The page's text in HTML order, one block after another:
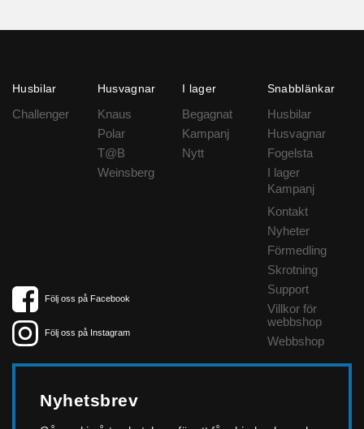
Husbilar
Challenger
Husvagnar
Knaus
Polar
T@B
Weinsberg
I lager
Begagnat
Kampanj
Nytt
Snabblänkar
Husbilar
Husvagnar
Fogelsta
I lager
Kampanj
Kontakt
Nyheter
Förmedling
Skrotning
Support
Villkor för
webbshop
Webbshop
Följ oss på Facebook
Följ oss på Instagram
Nyhetsbrev